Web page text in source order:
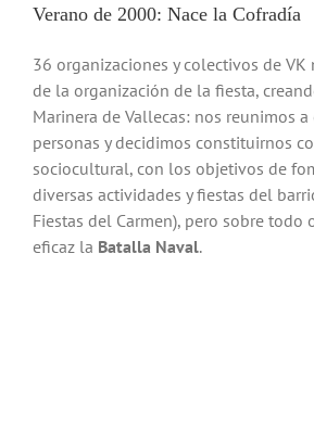
Verano de 2000: Nace la Cofradía
36 organizaciones y colectivos de VK
de la organización de la fiesta,
Marinera de Vallecas: nos reunimos a
personas y decidimos constituirnos
sociocultural, con los objetivos de
diversas actividades y fiestas del
Fiestas del Carmen), pero sobre todo
eficaz la Batalla Naval.